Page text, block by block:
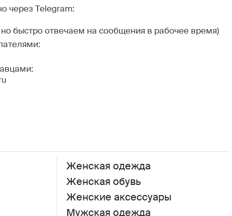
через Telegram:
быстро отвечаем на сообщения в рабочее время)
Женская одежда
Женская обувь
Женские аксессуары
Мужская одежда